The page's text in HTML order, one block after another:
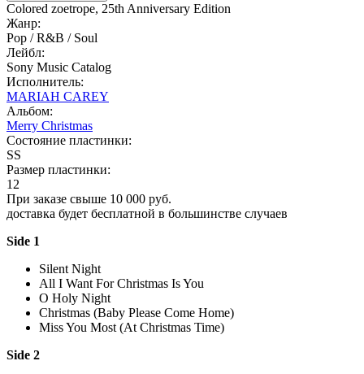
Colored zoetrope, 25th Anniversary Edition
Жанр:
Pop / R&B / Soul
Лейбл:
Sony Music Catalog
Исполнитель:
MARIAH CAREY
Альбом:
Merry Christmas
Состояние пластинки:
SS
Размер пластинки:
12
При заказе свыше 10 000 руб.
доставка будет бесплатной в большинстве случаев
Side 1
Silent Night
All I Want For Christmas Is You
O Holy Night
Christmas (Baby Please Come Home)
Miss You Most (At Christmas Time)
Side 2